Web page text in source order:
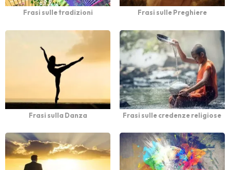
Frasi sulle tradizioni Frasi sulle Preghiere
Frasi sulla Danza Frasi sulle credenze religiose